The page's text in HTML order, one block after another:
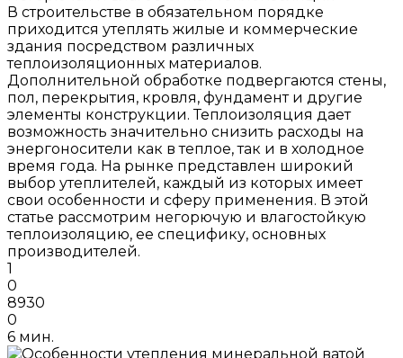
В строительстве в обязательном порядке
приходится утеплять жилые и коммерческие
здания посредством различных
теплоизоляционных материалов.
Дополнительной обработке подвергаются стены,
пол, перекрытия, кровля, фундамент и другие
элементы конструкции. Теплоизоляция дает
возможность значительно снизить расходы на
энергоносители как в теплое, так и в холодное
время года. На рынке представлен широкий
выбор утеплителей, каждый из которых имеет
свои особенности и сферу применения. В этой
статье рассмотрим негорючую и влагостойкую
теплоизоляцию, ее специфику, основных
производителей.
1
0
8930
0
6 мин.